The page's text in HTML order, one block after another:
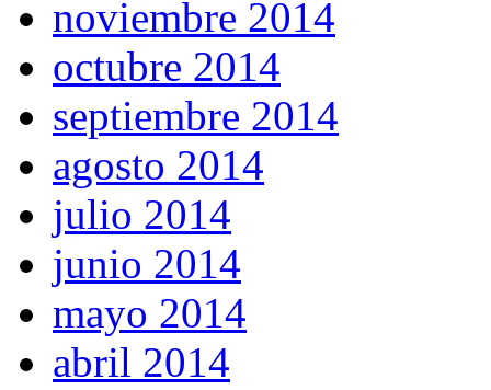
noviembre 2014
octubre 2014
septiembre 2014
agosto 2014
julio 2014
junio 2014
mayo 2014
abril 2014